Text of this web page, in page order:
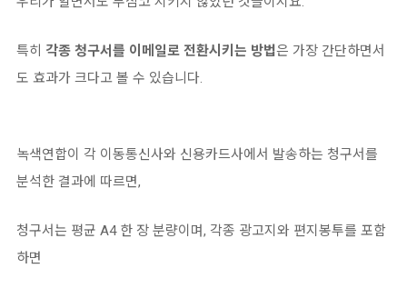
특히 각종 청구서를 이메일로 전환시키는 방법은 가장 간단하면서
도 효과가 크다고 볼 수 있습니다.
녹색연합이 각 이동통신사와 신용카드사에서 발송하는 청구서를
분석한 결과에 따르면,
청구서는 평균 A4 한 장 분량이며, 각종 광고지와 편지봉투를 포함
하면